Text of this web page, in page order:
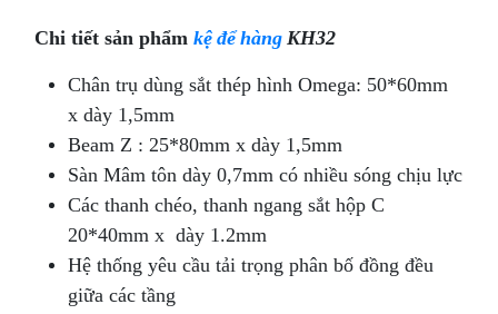
Chi tiết sản phẩmkệ để hàng KH32
Chân trụ dùng sắt thép hình Omega: 50*60mm
x dày 1,5mm
Beam Z : 25*80mm x dày 1,5mm
Sàn Mâm tôn dày 0,7mm có nhiều sóng chịu lực
Các thanh chéo, thanh ngang sắt hộp C
20*40mm x dày 1.2mm
Hệ thống yêu cầu tải trọng phân bố đồng đều
giữa các tầng